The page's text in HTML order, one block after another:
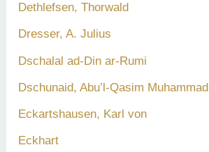
Dethlefsen, Thorwald
Dresser, A. Julius
Dschalal ad-Din ar-Rumi
Dschunaid, Abu’l-Qasim Muhammad
Eckartshausen, Karl von
Eckhart